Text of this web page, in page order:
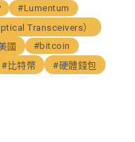
#Lumentum
Transceivers）
國
#bitcoin
#比特幣
#硬體錢包